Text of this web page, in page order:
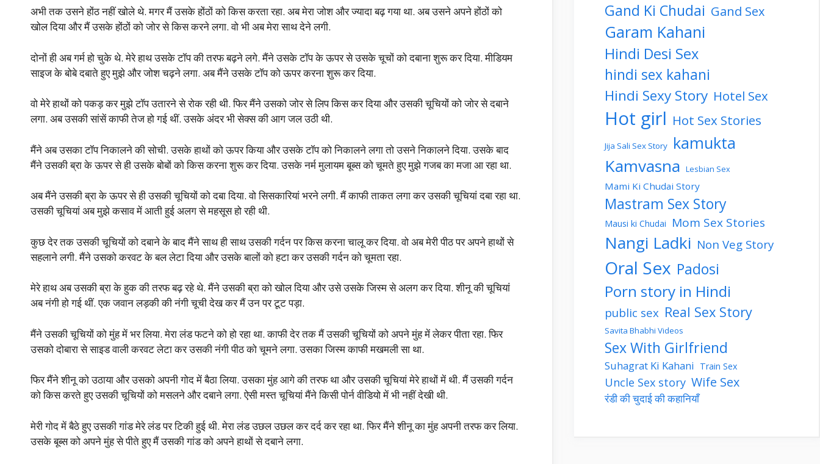
अभी तक उसने होंठ नहीं खोले थे. मगर मैं उसके होंठों को किस करता रहा. अब मेरा जोश और ज्यादा बढ़ गया था. अब उसने अपने होंठों को
खोल दिया और मैं उसके होंठों को जोर से किस करने लगा. वो भी अब मेरा साथ देने लगी.
दोनों ही अब गर्म हो चुके थे. मेरे हाथ उसके टॉप की तरफ बढ़ने लगे. मैंने उसके टॉप के ऊपर से उसके चूचों को दबाना शुरू कर दिया. मीडियम
साइज के बोबे दबाते हुए मुझे और जोश चढ़ने लगा. अब मैंने उसके टॉप को ऊपर करना शुरू कर दिया.
वो मेरे हाथों को पकड़ कर मुझे टॉप उतारने से रोक रही थी. फिर मैंने उसको जोर से लिप किस कर दिया और उसकी चूचियों को जोर से दबाने
लगा. अब उसकी सांसें काफी तेज हो गई थीं. उसके अंदर भी सेक्स की आग जल उठी थी.
मैंने अब उसका टॉप निकालने की सोची. उसके हाथों को ऊपर किया और उसके टॉप को निकालने लगा तो उसने निकालने दिया. उसके बाद
मैंने उसकी ब्रा के ऊपर से ही उसके बोबों को किस करना शुरू कर दिया. उसके नर्म मुलायम बूब्स को चूमते हुए मुझे गजब का मजा आ रहा था.
अब मैंने उसकी ब्रा के ऊपर से ही उसकी चूचियों को दबा दिया. वो सिसकारियां भरने लगी. मैं काफी ताकत लगा कर उसकी चूचियां दबा रहा था.
उसकी चूचियां अब मुझे कसाव में आती हुई अलग से महसूस हो रही थी.
कुछ देर तक उसकी चूचियों को दबाने के बाद मैंने साथ ही साथ उसकी गर्दन पर किस करना चालू कर दिया. वो अब मेरी पीठ पर अपने हाथों से
सहलाने लगी. मैंने उसको करवट के बल लेटा दिया और उसके बालों को हटा कर उसकी गर्दन को चूमता रहा.
मेरे हाथ अब उसकी ब्रा के हुक की तरफ बढ़ रहे थे. मैंने उसकी ब्रा को खोल दिया और उसे उसके जिस्म से अलग कर दिया. शीनू की चूचियां
अब नंगी हो गई थीं. एक जवान लड़की की नंगी चूची देख कर मैं उन पर टूट पड़ा.
मैंने उसकी चूचियों को मुंह में भर लिया. मेरा लंड फटने को हो रहा था. काफी देर तक मैं उसकी चूचियों को अपने मुंह में लेकर पीता रहा. फिर
उसको दोबारा से साइड वाली करवट लेटा कर उसकी नंगी पीठ को चूमने लगा. उसका जिस्म काफी मखमली सा था.
फिर मैंने शीनू को उठाया और उसको अपनी गोद में बैठा लिया. उसका मुंह आगे की तरफ था और उसकी चूचियां मेरे हाथों में थी. मैं उसकी गर्दन
को किस करते हुए उसकी चूचियों को मसलने और दबाने लगा. ऐसी मस्त चूचियां मैंने किसी पोर्न वीडियो में भी नहीं देखी थी.
मेरी गोद में बैठे हुए उसकी गांड मेरे लंड पर टिकी हुई थी. मेरा लंड उछल उछल कर दर्द कर रहा था. फिर मैंने शीनू का मुंह अपनी तरफ कर लिया.
उसके बूब्स को अपने मुंह से पीते हुए मैं उसकी गांड को अपने हाथों से दबाने लगा.
Gand Ki Chudai Gand Sex
Garam Kahani
Hindi Desi Sex
hindi sex kahani
Hindi Sexy Story Hotel Sex
Hot girl Hot Sex Stories
Jija Sali Sex Story kamukta
Kamvasna Lesbian Sex
Mami Ki Chudai Story
Mastram Sex Story
Mausi ki Chudai Mom Sex Stories
Nangi Ladki Non Veg Story
Oral Sex Padosi
Porn story in Hindi
public sex Real Sex Story
Savita Bhabhi Videos
Sex With Girlfriend
Suhagrat Ki Kahani Train Sex
Uncle Sex story Wife Sex
रंडी की चुदाई की कहानियाँ